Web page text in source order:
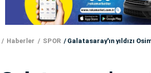
Haberler SPOR Galatasaray'ın yıldızı Osimhen'e Türkiye'ye